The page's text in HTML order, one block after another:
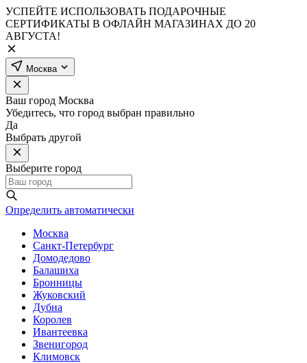
УСПЕЙТЕ ИСПОЛЬЗОВАТЬ ПОДАРОЧНЫЕ
СЕРТИФИКАТЫ В ОФЛАЙН МАГАЗИНАХ ДО 20
АВГУСТА!
Москва
Ваш город Москва
Убедитесь, что город выбран правильно
Да
Выбрать другой
Выберите город
Определить автоматически
Москва
Санкт-Петербург
Домодедово
Балашиха
Бронницы
Жуковский
Дубна
Королев
Ивантеевка
Звенигород
Климовск